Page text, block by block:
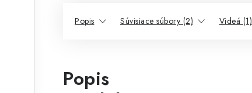
Popis Súvisiace súbory (2) Videá (1)
Popis